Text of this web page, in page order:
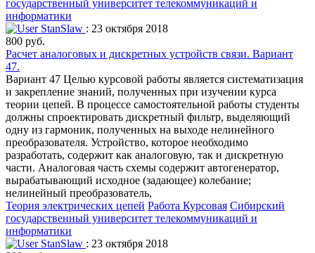
государственный университет телекоммуникаций и
информатики
StanSlaw : 23 октября 2018
800 руб.
Расчет аналоговых и дискретных устройств связи. Вариант
47.
Вариант 47 Целью курсовой работы является систематизация
и закрепление знаний, полученных при изучении курса
теории цепей. В процессе самостоятельной работы студенты
должны спроектировать дискретный фильтр, выделяющий
одну из гармоник, полученных на выходе нелинейного
преобразователя. Устройство, которое необходимо
разработать, содержит как аналоговую, так и дискретную
части. Аналоговая часть схемы содержит автогенератор,
вырабатывающий исходное (задающее) колебание;
нелинейный преобразователь,
Теория электрических цепей Работа Курсовая Сибирский
государственный университет телекоммуникаций и
информатики
StanSlaw : 23 октября 2018